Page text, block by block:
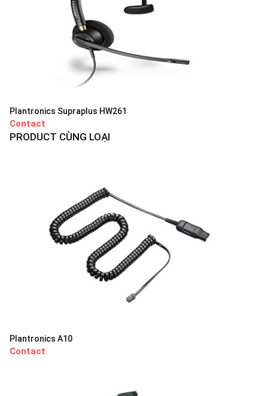
Plantronics Supraplus HW261
Contact
PRODUCT CÙNG LOẠI
Plantronics A10
Contact